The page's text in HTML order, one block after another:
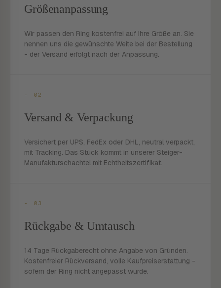
Größenanpassung
Wir passen den Ring kostenfrei auf Ihre Größe an. Sie
nennen uns die gewünschte Weite bei der Bestellung
- der Versand erfolgt nach der Anpassung.
- 02
Versand & Verpackung
Versichert per UPS, FedEx oder DHL, neutral verpackt,
mit Tracking. Das Stück kommt in unserer Steiger-
Manufakturschachtel mit Echtheitszertifikat.
- 03
Rückgabe & Umtausch
14 Tage Rückgaberecht ohne Angabe von Gründen.
Kostenfreier Rückversand, volle Kaufpreiserstattung -
sofern der Ring nicht angepasst wurde.